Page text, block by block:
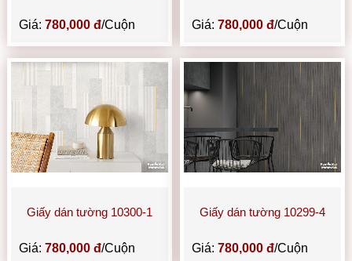
Giá:780,000 đ/Cuộn Giá: 780,000 đ/Cuộn
Giấy dán tường 10300-1
Giá:780,000 đ/Cuộn
Giấy dán tường 10299-4
Giá: 780,000 đ/Cuộn